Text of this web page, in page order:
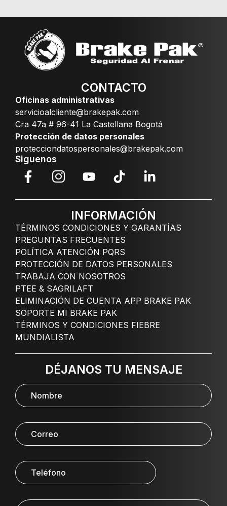
CONTACTO
Oficinas administrativas
servicioalcliente@brakepak.com
Cra 47a # 96-41 La Castellana Bogotá
Protección de datos personales
protecciondatospersonales@brakepak.com
Siguenos
INFORMACIÓN
TÉRMINOS CONDICIONES Y GARANTÍAS
PREGUNTAS FRECUENTES
POLÍTICA ATENCIÓN PQRS
PROTECCIÓN DE DATOS PERSONALES
TRABAJA CON NOSOTROS
PTEE & SAGRILAFT
ELIMINACIÓN DE CUENTA APP BRAKE PAK
SOPORTE MI BRAKE PAK
TÉRMINOS Y CONDICIONES FIEBRE
MUNDIALISTA
DÉJANOS TU MENSAJE